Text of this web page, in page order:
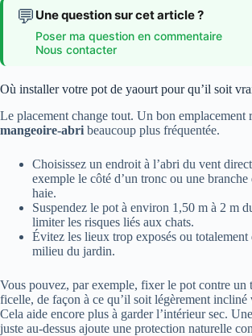
💬 Une question sur cet article ?
Poser ma question en commentaire
Nous contacter
Où installer votre pot de yaourt pour qu’il soit
Le placement change tout. Un bon emplacement
mangeoire-abri beaucoup plus fréquentée.
Choisissez un endroit à l’abri du vent
exemple le côté d’un tronc ou une branche
haie.
Suspendez le pot à environ 1,50 m à 2 m
limiter les risques liés aux chats.
Évitez les lieux trop exposés ou totalement
milieu du jardin.
Vous pouvez, par exemple, fixer le pot contre un
ficelle, de façon à ce qu’il soit légèrement incliné
Cela aide encore plus à garder l’intérieur sec.
juste au-dessus ajoute une protection naturelle